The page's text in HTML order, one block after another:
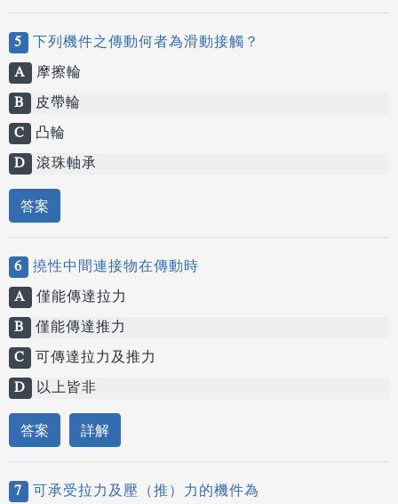
5 下列機件之傳動何者為滑動接觸？
A 摩擦輪
B 皮帶輪
C 凸輪
D 滾珠軸承
答案
6 撓性中間連接物在傳動時
A 僅能傳達拉力
B 僅能傳達推力
C 可傳達拉力及推力
D 以上皆非
答案 詳解
7 可承受拉力及壓（推）力的機件為